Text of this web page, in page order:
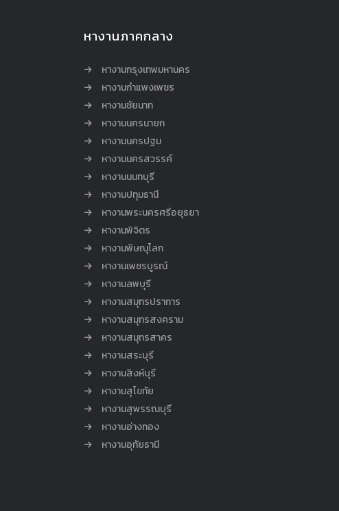
หางานภาคกลาง
หางานกรุงเทพมหานคร
หางานกำแพงเพชร
หางานชัยนาท
หางานนครนายก
หางานนครปฐม
หางานนครสวรรค์
หางานนนทบุรี
หางานปทุมธานี
หางานพระนครศรีอยุธยา
หางานพิจิตร
หางานพิษณุโลก
หางานเพชรบูรณ์
หางานลพบุรี
หางานสมุทรปราการ
หางานสมุทรสงคราม
หางานสมุทรสาคร
หางานสระบุรี
หางานสิงห์บุรี
หางานสุโขทัย
หางานสุพรรณบุรี
หางานอ่างทอง
หางานอุทัยธานี